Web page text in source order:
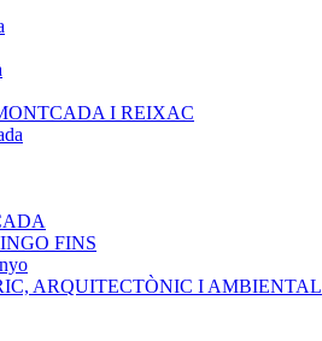
I REIXAC
FINS
ARQUITECTÒNIC I AMBIENTAL